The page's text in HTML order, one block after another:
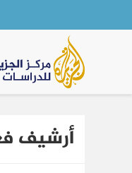
Main
أرشيف